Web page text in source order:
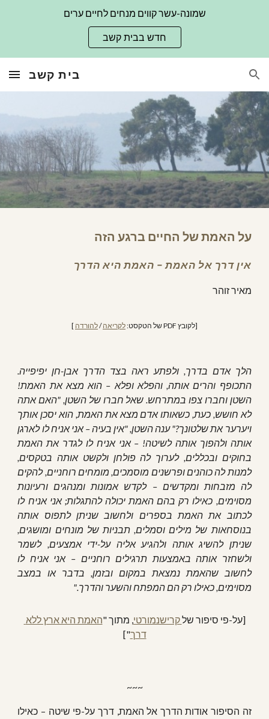
שמונה-עשר קווים מנחים לחיים ערים
חדש בבית קשב
בית קשב
על האמת של החיים ברגע הזה
אין דרך אל האמת – האמת היא הדרך
מאיר זוהר
[לקובץ PDF של הטקסט: לקריאה / להורדה ]
הלך אדם בדרך, ולפתע ראה בצד הדרך אבן-חן יפיפייה.
התכופף והרים אותה, והפלא ופלא – הוא מצא את האמת!
השטן וחברו צפו במתרחש. שאל חברו של השטן, "האם אתה
לא חושש, כעת, כשאותו אדם מצא את האמת, הוא יסכן אותך
ויערער את שלטונך?" ענה השטן, "אין בעיה – אני אניח לו לארגן
אותה ולהפוך אותה לשיטה! – אני אניח לו לגדר את האמת
בחוקים ובכללים, לערוך לה פולחן ולקשט אותה בטקסים,
למנות לה כוהנים ופרשנים מוסמכים, מומחים רוחניים, להקים
לה מזבחות ומקדשים – לקדש אמונות ומנהגים ורעיונות
מסוימים, כאילו רק בהם האמת יכולה להתגלות; אני אניח לו
לכתוב את האמת בספרים ולחשוב שניתן לתפוס אותה
בנוסחאות של מילים וסמלים, תבניות של מונחים ומושגים,
שניתן להשיג אותה ולהגיע אליה על-ידי אמצעים, לשמר
ולשחזר אותה באמצעות תרגילים רוחניים – אני אניח לו
לחשוב שהאמת נמצאת במקום ובזמן, בדבר או במצב
מסוימים, כאילו רק הם המפתח והשער והדרך."
[על-פי סיפור של קרישנמורטי, מתוך "
דרך"]
~~~
זה הסיפור אודות הדרך אל האמת, דרך על-פי שיטה – כאילו